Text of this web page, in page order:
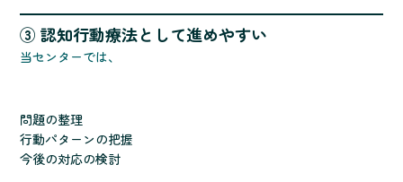
③ 認知行動療法として進めやすい
当センターでは、
問題の整理
行動パターンの把握
今後の対応の検討